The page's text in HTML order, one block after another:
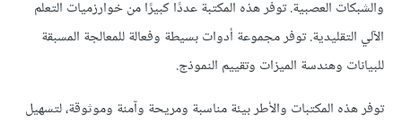
والشبكات العصبية. توفر هذه المكتبة عددًا كبيرًا من خوارزميات التعلم
الآلي التقليدية. توفر مجموعة أدوات بسيطة وفعالة للمعالجة المسبقة
للبيانات وهندسة الميزات وتقييم النموذج.
توفر هذه المكتبات والأطر بيئة مناسبة ومريحة وآمنة وموثوقة، لتسهيل